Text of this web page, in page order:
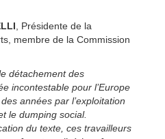
, Présidente de la
membre de la Commission
détachement des
incontestable pour l’Europe
années par l’exploitation
le dumping social.
du texte, ces travailleurs